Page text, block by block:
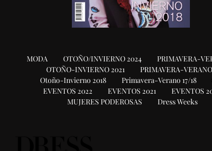
MODA OTOÑO/INVIERNO 2024 PRIMAVERA-
OTOÑO-INVIERNO 2021
PRIMAVERA-
Otoño-Invierno 2018
Primavera-Verano 17/18
EVENTOS 2022
EVENTOS 2021 EVENTOS
MUJERES PODEROSAS
Dress Weeks